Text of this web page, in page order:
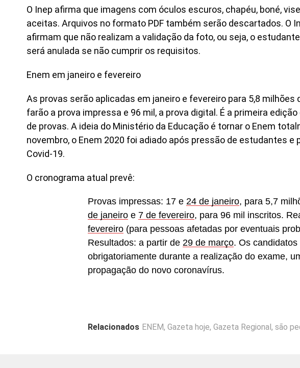
O Inep afirma que imagens com óculos escuros, chapéu, boné,
aceitas. Arquivos no formato PDF também serão descartados. O
afirmam que não realizam a validação da foto, ou seja, o
será anulada se não cumprir os requisitos.
Enem em janeiro e fevereiro
As provas serão aplicadas em janeiro e fevereiro para 5,8 milhões
farão a prova impressa e 96 mil, a prova digital. É a primeira
de provas. A ideia do Ministério da Educação é tornar o Enem
novembro, o Enem 2020 foi adiado após pressão de estudantes
Covid-19.
O cronograma atual prevê:
Provas impressas: 17 e 24 de janeiro, para 5,7
de janeiro e 7 de fevereiro, para 96 mil inscritos.
fevereiro (para pessoas afetadas por eventuais
Resultados: a partir de 29 de março. Os
obrigatoriamente durante a realização do exame,
propagação do novo coronavírus.
Relacionados ENEM, Gazeta hoje, Gazeta Regional, são